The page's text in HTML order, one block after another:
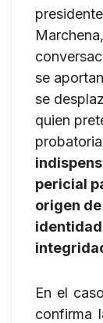
se
se
quien
pericial
origen
En el
confirma